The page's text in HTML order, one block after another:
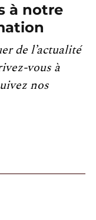
à notre
de l’actualité
vous à
nos